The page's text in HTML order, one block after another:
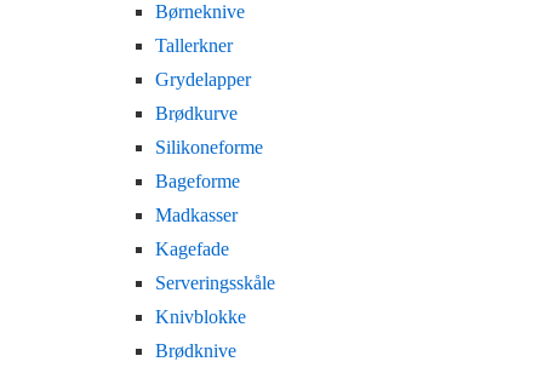
Børneknive
Tallerkner
Grydelapper
Brødkurve
Silikoneforme
Bageforme
Madkasser
Kagefade
Serveringsskåle
Knivblokke
Brødknive